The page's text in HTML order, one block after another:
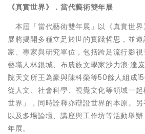
《真實世界》．當代藝術雙年展
本屆「當代藝術雙年展」以《真實世
展將揭開多種立足於世的實踐哲思，並
家、專家與研究單位，包括跨足流行影
藝職人林銀城、布農族文學家沙力浪·達
院天文所王為豪與陳科榮等50餘人組成
從人文、社會科學、視覺文化等領域一
世界」，同時詮釋亦辯證世界的本原。另
以及多場論壇、講座與工作坊等活動舉
年展。